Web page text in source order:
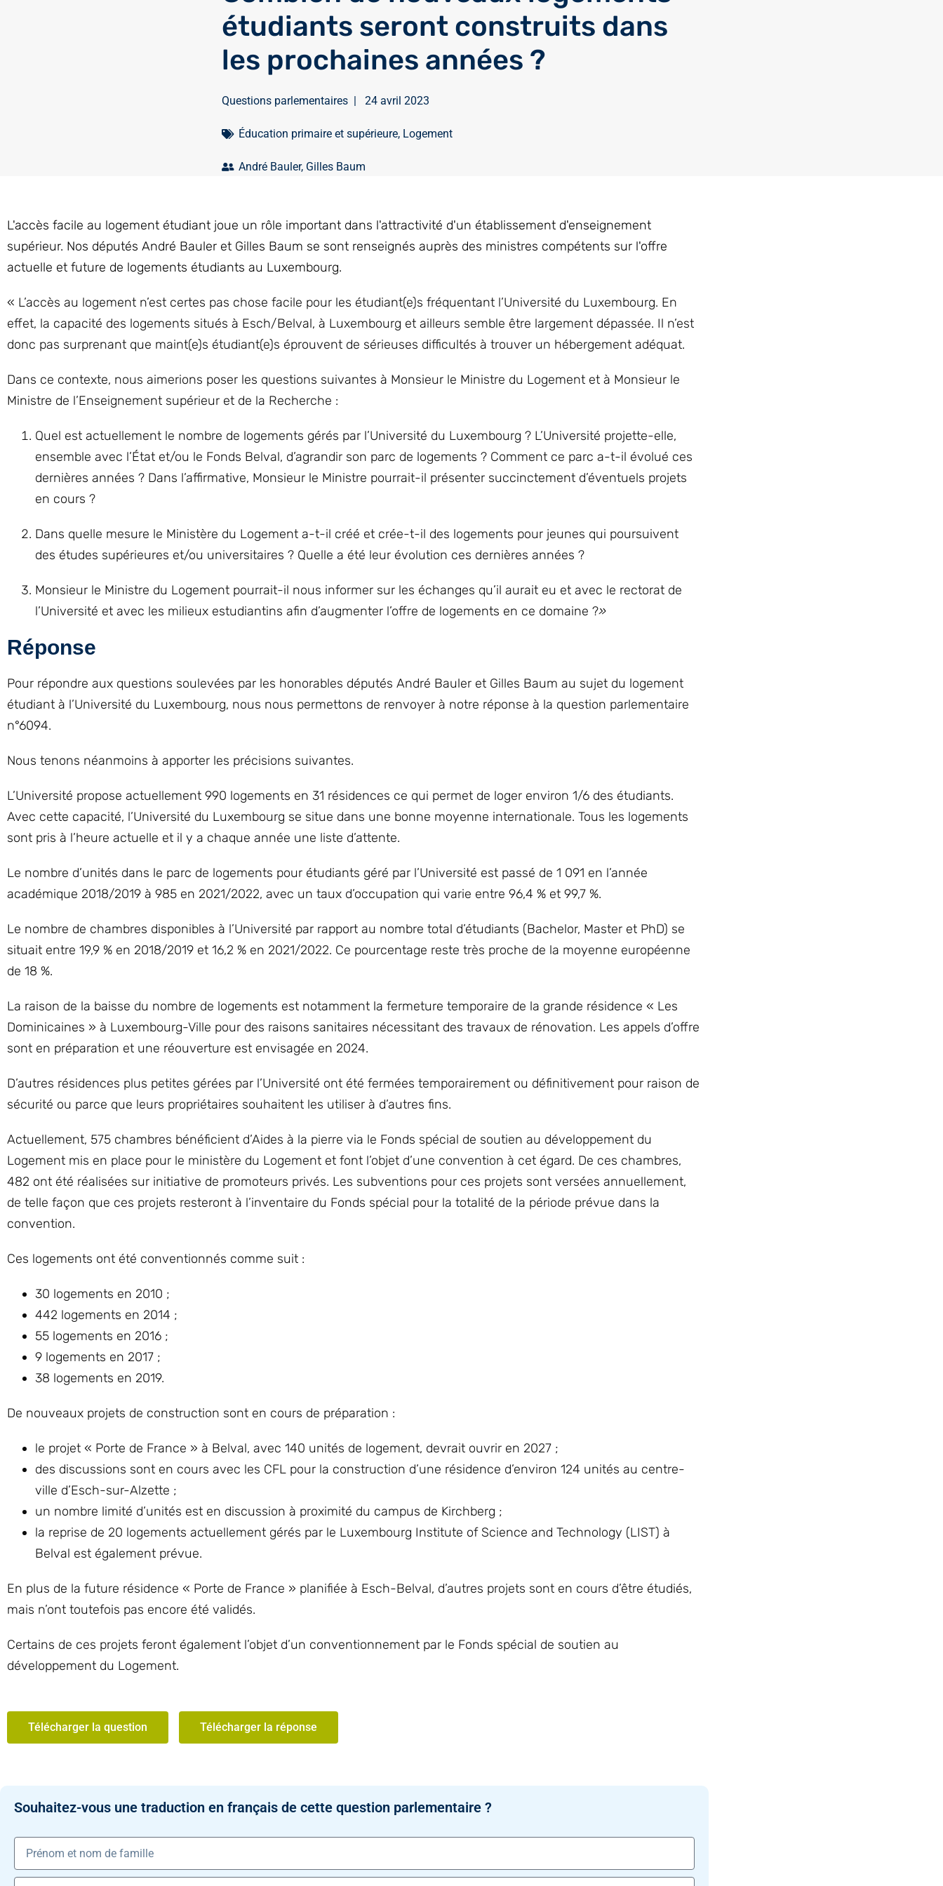
étudiants seront construits dans
les prochaines années ?
Questions parlementaires| 24 avril 2023
Éducation primaire et supérieure, Logement
André Bauler, Gilles Baum
L'accès facile au logement étudiant joue un rôle important dans l'attractivité d'un établissement d'enseignement
supérieur. Nos députés André Bauler et Gilles Baum se sont renseignés auprès des ministres compétents sur l'offre
actuelle et future de logements étudiants au Luxembourg.
« L’accès au logement n’est certes pas chose facile pour les étudiant(e)s fréquentant l’Université du Luxembourg. En
effet, la capacité des logements situés à Esch/Belval, à Luxembourg et ailleurs semble être largement dépassée. Il n’est
donc pas surprenant que maint(e)s étudiant(e)s éprouvent de sérieuses difficultés à trouver un hébergement adéquat.
Dans ce contexte, nous aimerions poser les questions suivantes à Monsieur le Ministre du Logement et à Monsieur le
Ministre de l’Enseignement supérieur et de la Recherche :
Quel est actuellement le nombre de logements gérés par l’Université du Luxembourg ? L’Université projette-elle,
ensemble avec l’État et/ou le Fonds Belval, d’agrandir son parc de logements ? Comment ce parc a-t-il évolué ces
dernières années ? Dans l’affirmative, Monsieur le Ministre pourrait-il présenter succinctement d’éventuels projets
en cours ?
Dans quelle mesure le Ministère du Logement a-t-il créé et crée-t-il des logements pour jeunes qui poursuivent
des études supérieures et/ou universitaires ? Quelle a été leur évolution ces dernières années ?
Monsieur le Ministre du Logement pourrait-il nous informer sur les échanges qu’il aurait eu et avec le rectorat de
l’Université et avec les milieux estudiantins afin d’augmenter l’offre de logements en ce domaine ?»
Réponse
Pour répondre aux questions soulevées par les honorables députés André Bauler et Gilles Baum au sujet du logement
étudiant à l’Université du Luxembourg, nous nous permettons de renvoyer à notre réponse à la question parlementaire
n°6094.
Nous tenons néanmoins à apporter les précisions suivantes.
L’Université propose actuellement 990 logements en 31 résidences ce qui permet de loger environ 1/6 des étudiants.
Avec cette capacité, l’Université du Luxembourg se situe dans une bonne moyenne internationale. Tous les logements
sont pris à l’heure actuelle et il y a chaque année une liste d’attente.
Le nombre d’unités dans le parc de logements pour étudiants géré par l’Université est passé de 1 091 en l’année
académique 2018/2019 à 985 en 2021/2022, avec un taux d’occupation qui varie entre 96,4 % et 99,7 %.
Le nombre de chambres disponibles à l’Université par rapport au nombre total d’étudiants (Bachelor, Master et PhD) se
situait entre 19,9 % en 2018/2019 et 16,2 % en 2021/2022. Ce pourcentage reste très proche de la moyenne européenne
de 18 %.
La raison de la baisse du nombre de logements est notamment la fermeture temporaire de la grande résidence « Les
Dominicaines » à Luxembourg-Ville pour des raisons sanitaires nécessitant des travaux de rénovation. Les appels d’offre
sont en préparation et une réouverture est envisagée en 2024.
D’autres résidences plus petites gérées par l’Université ont été fermées temporairement ou définitivement pour raison de
sécurité ou parce que leurs propriétaires souhaitent les utiliser à d’autres fins.
Actuellement, 575 chambres bénéficient d’Aides à la pierre via le Fonds spécial de soutien au développement du
Logement mis en place pour le ministère du Logement et font l’objet d’une convention à cet égard. De ces chambres,
482 ont été réalisées sur initiative de promoteurs privés. Les subventions pour ces projets sont versées annuellement,
de telle façon que ces projets resteront à l’inventaire du Fonds spécial pour la totalité de la période prévue dans la
convention.
Ces logements ont été conventionnés comme suit :
30 logements en 2010 ;
442 logements en 2014 ;
55 logements en 2016 ;
9 logements en 2017 ;
38 logements en 2019.
De nouveaux projets de construction sont en cours de préparation :
le projet « Porte de France » à Belval, avec 140 unités de logement, devrait ouvrir en 2027 ;
des discussions sont en cours avec les CFL pour la construction d’une résidence d’environ 124 unités au centre-
ville d’Esch-sur-Alzette ;
un nombre limité d’unités est en discussion à proximité du campus de Kirchberg ;
la reprise de 20 logements actuellement gérés par le Luxembourg Institute of Science and Technology (LIST) à
Belval est également prévue.
En plus de la future résidence « Porte de France » planifiée à Esch-Belval, d’autres projets sont en cours d’être étudiés,
mais n’ont toutefois pas encore été validés.
Certains de ces projets feront également l’objet d’un conventionnement par le Fonds spécial de soutien au
développement du Logement.
Télécharger la question Télécharger la réponse
Souhaitez-vous une traduction en français de cette question parlementaire ?